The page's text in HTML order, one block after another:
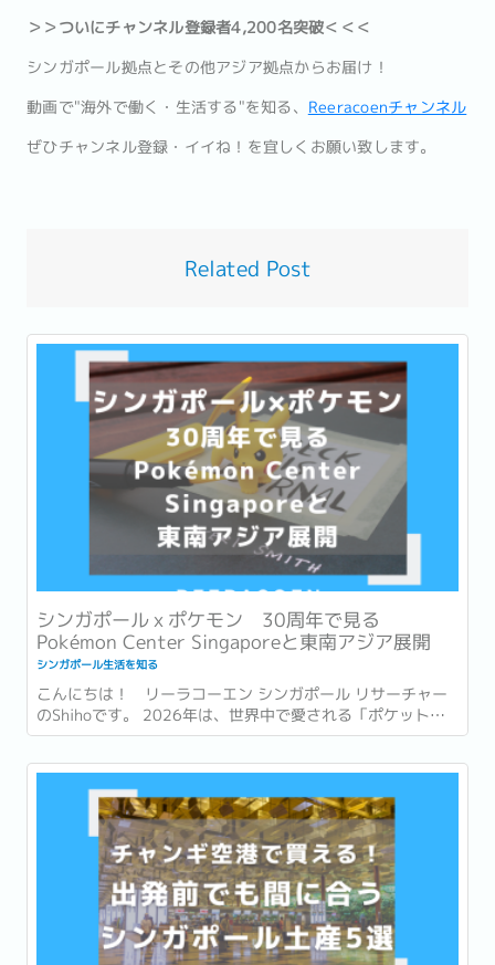
＞＞ついにチャンネル登録者4,200名突破＜＜＜
シンガポール拠点とその他アジア拠点からお届け！
動画で"海外で働く・生活する"を知る、 Reeracoenチャンネル
ぜひチャンネル登録・イイね！を宜しくお願い致します。
Related Post
シンガポールｘポケモン 30周年で見る
Pokémon Center Singaporeと東南アジア展開
シンガポール生活を知る
こんにちは！ リーラコーエン シンガポール リサーチャー
のShihoです。 2026年は、世界中で愛される「ポケットモ
ンスター (ポケモン)」が誕生して30周年という節目の年で
まれ、日本を代表するコンテンツの一つとなったポケモ